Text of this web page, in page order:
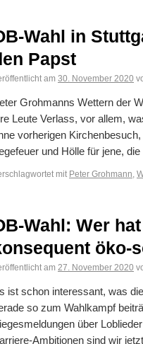
Wahl in
Papst
am 30. November 2020
Grohmanns Wettern der
Leute Verlass, vor allem,
vorherigen
und Hölle für jene,
mit Peter Grohmann
Wahl: Wer
öko-
am 27. November 2020
ist schon interessant, was
so zum Wahlkampf
über
Ambitionen sind wir